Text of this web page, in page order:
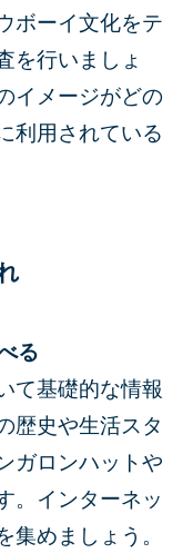
ボーイ文化をテ
を行いましょ
イメージがどの
利用されている
る
て基礎的な情報
歴史や生活スタ
ガロンハットや
。インターネッ
集めましょう。